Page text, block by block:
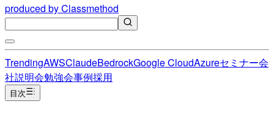
produced by Classmethod
TrendingAWSClaudeBedrockGoogle CloudAzureセミナー会
社説明会勉強会事例採用
目次